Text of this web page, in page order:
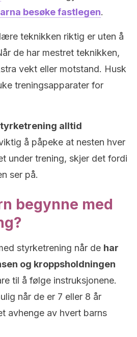
besøke fastlegen.
teknikken riktig er uten å
de har mestret teknikken,
vekt eller motstand. Husk
treningsapparater for
alltid
å påpeke at nesten hver
under trening, skjer det fordi
ser på.
begynne med
styrketrening når de har
og kroppsholdningen
til å følge instruksjonene.
når de er 7 eller 8 år
avhenge av hvert barns